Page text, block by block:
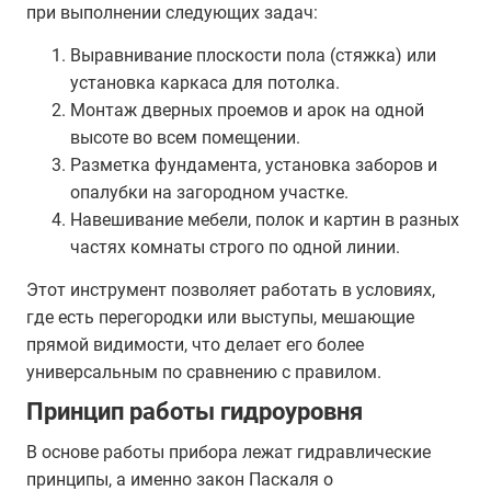
при выполнении следующих задач:
Выравнивание плоскости пола (стяжка) или
установка каркаса для потолка.
Монтаж дверных проемов и арок на одной
высоте во всем помещении.
Разметка фундамента, установка заборов и
опалубки на загородном участке.
Навешивание мебели, полок и картин в разных
частях комнаты строго по одной линии.
Этот инструмент позволяет работать в условиях,
где есть перегородки или выступы, мешающие
прямой видимости, что делает его более
универсальным по сравнению с правилом.
Принцип работы гидроуровня
В основе работы прибора лежат гидравлические
принципы, а именно закон Паскаля о